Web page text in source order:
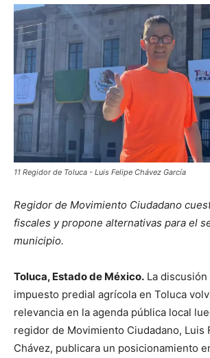
11 Regidor de Toluca - Luis Felipe Chávez García
Regidor de Movimiento Ciudadano
fiscales y propone alternativas para el
municipio.
Toluca, Estado de México. La
impuesto predial agrícola en Toluca
relevancia en la agenda pública local
regidor de Movimiento Ciudadano, Luis
Chávez, publicara un posicionamiento